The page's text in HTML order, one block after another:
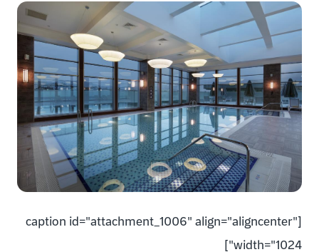
[caption id="attachment_1006" align="aligncenter"
width="1024"]